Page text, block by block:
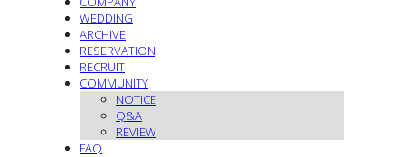
WEDDING
ARCHIVE
RESERVATION
RECRUIT
COMMUNITY
NOTICE
Q&A
REVIEW
FAQ